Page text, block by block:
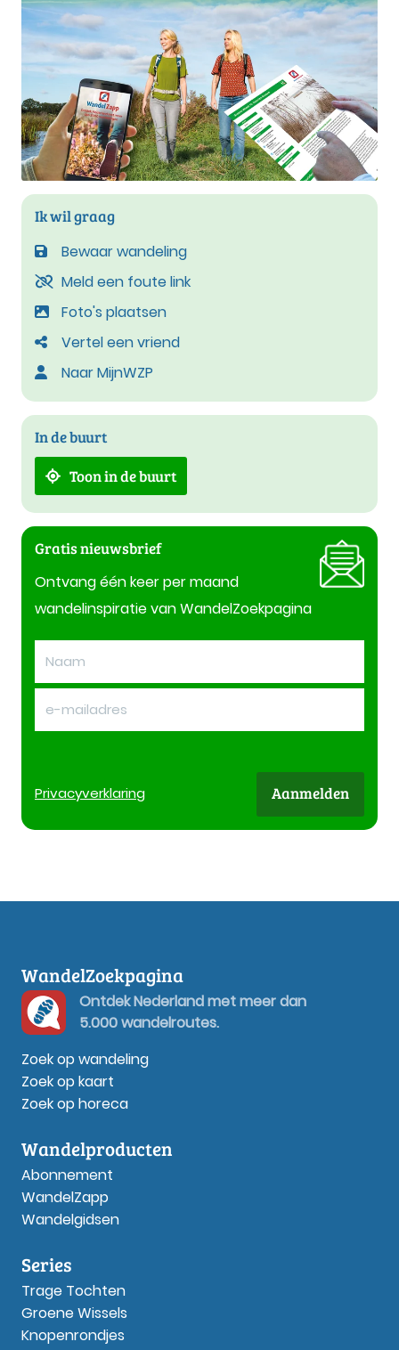
Ik wil graag
Bewaar wandeling
Meld een foute link
Foto's plaatsen
Vertel een vriend
Naar MijnWZP
In de buurt
Toon in de buurt
Gratis nieuwsbrief
Ontvang één keer per maand
wandelinspiratie van WandelZoekpagina
Privacyverklaring Aanmelden
WandelZoekpagina
Ontdek Nederland met meer dan
5.000 wandelroutes.
Zoek op wandeling
Zoek op kaart
Zoek op horeca
Wandelproducten
Abonnement
WandelZapp
Wandelgidsen
Series
Trage Tochten
Groene Wissels
Knopenrondjes